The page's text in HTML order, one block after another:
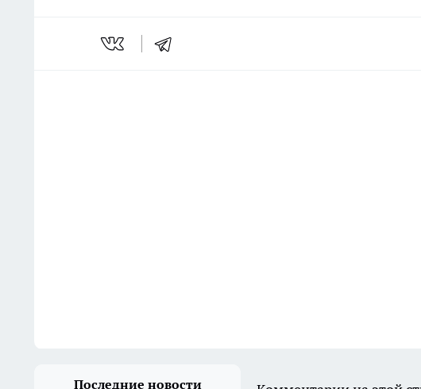
Последние новости